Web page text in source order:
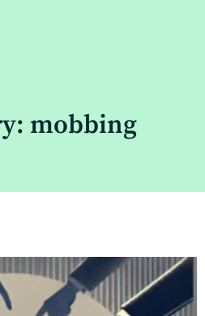
mobbing